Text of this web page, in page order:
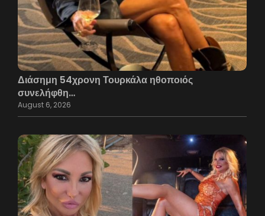
Διάσημη 54χρονη Τουρκάλα ηθοποιός
συνελήφθη…
August 6, 2026